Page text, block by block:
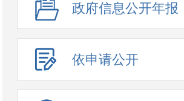
政府信息公开年报
依申请公开